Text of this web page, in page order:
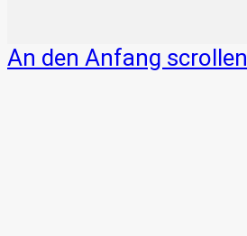
An den Anfang scrollen